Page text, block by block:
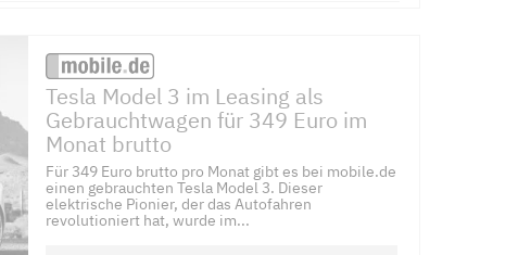
Tesla Model 3 im Leasing als
Gebrauchtwagen für 349 Euro im
Monat brutto
Für 349 Euro brutto pro Monat gibt es bei mobile.de
einen gebrauchten Tesla Model 3. Dieser
elektrische Pionier, der das Autofahren
revolutioniert hat, wurde im...